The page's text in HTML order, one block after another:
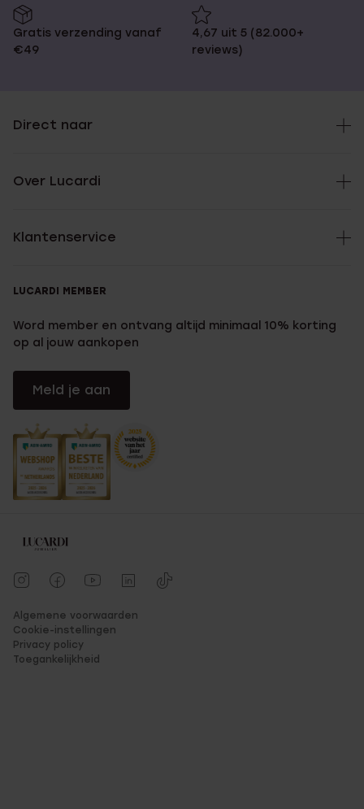
Gratis verzending vanaf
€49
4,67 uit 5 (82.000+
reviews)
Direct naar
Over Lucardi
Klantenservice
LUCARDI MEMBER
Word member en ontvang altijd minimaal 10% korting
op al jouw aankopen
Meld je aan
Algemene voorwaarden
Cookie-instellingen
Privacy policy
Toegankelijkheid